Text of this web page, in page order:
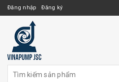
Đăng nhập Đăng ký